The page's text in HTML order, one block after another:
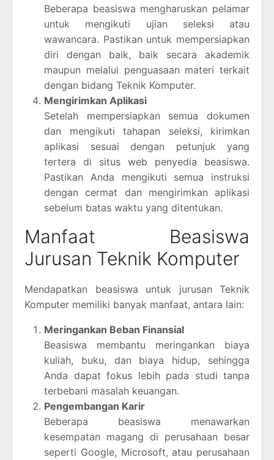
Beberapa beasiswa mengharuskan pelamar
untuk mengikuti ujian seleksi atau
wawancara. Pastikan untuk mempersiapkan
diri dengan baik, baik secara akademik
maupun melalui penguasaan materi terkait
dengan bidang Teknik Komputer.
Mengirimkan Aplikasi
Setelah mempersiapkan semua dokumen
dan mengikuti tahapan seleksi, kirimkan
aplikasi sesuai dengan petunjuk yang
tertera di situs web penyedia beasiswa.
Pastikan Anda mengikuti semua instruksi
dengan cermat dan mengirimkan aplikasi
sebelum batas waktu yang ditentukan.
Manfaat Beasiswa
Jurusan Teknik Komputer
Mendapatkan beasiswa untuk jurusan Teknik
Komputer memiliki banyak manfaat, antara lain:
Meringankan Beban Finansial
Beasiswa membantu meringankan biaya
kuliah, buku, dan biaya hidup, sehingga
Anda dapat fokus lebih pada studi tanpa
terbebani masalah keuangan.
Pengembangan Karir
Beberapa beasiswa menawarkan
kesempatan magang di perusahaan besar
seperti Google, Microsoft, atau perusahaan